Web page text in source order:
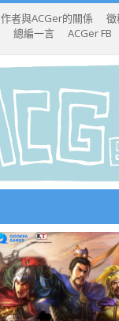
作者與ACGer的關係
徵
總編一言
ACGer FB